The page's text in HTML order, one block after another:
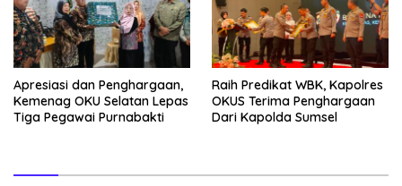
Apresiasi dan Penghargaan,
Kemenag OKU Selatan Lepas
Tiga Pegawai Purnabakti
Raih Predikat WBK, Kapolres
OKUS Terima Penghargaan
Dari Kapolda Sumsel